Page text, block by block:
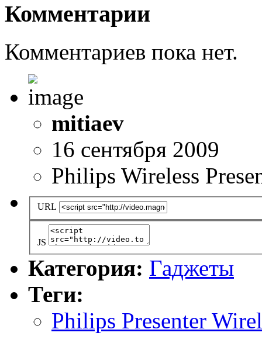
Комментарии
Комментариев пока нет.
mitiaev
16 сентября 2009
Philips Wireless
URL
JS
Категория: Гаджеты
Теги:
Philips Presenter